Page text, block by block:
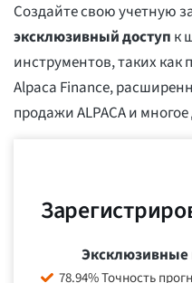
Создайте свою учетную
эксклюзивный доступ к
инструментов, таких
Alpaca Finance,
продажи ALPACA и многое
78.94% Точность